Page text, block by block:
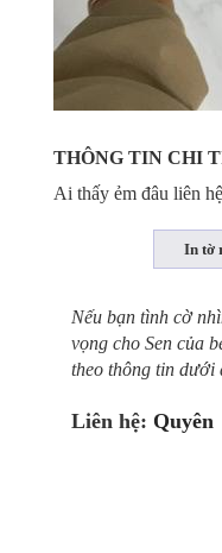
THÔNG TIN CHI
Ai thấy ẻm đâu liên
Nếu bạn tình cờ
vọng cho Sen của
theo thông tin dưới
Liên hệ: Quyên